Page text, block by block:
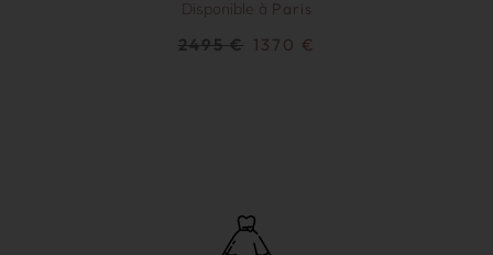
Disponible à Paris
2495€ 1370 €